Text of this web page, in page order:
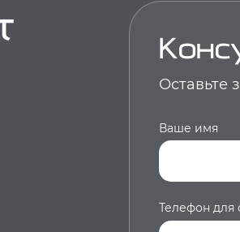
Оставьте
Ваше имя
Телефон для